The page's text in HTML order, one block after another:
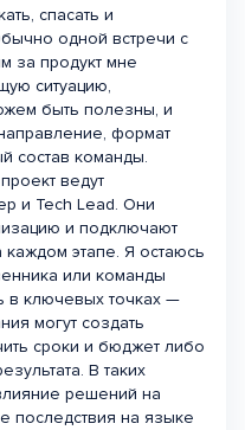
спасать и
одной встречи с
за продукт мне
ситуацию,
быть полезны, и
формат
состав команды.
ведут
и Tech Lead. Они
и подключают
этапе. Я остаюсь
или команды
в ключевых точках —
могут создать
сроки и бюджет либо
В таких
решений на
последствия на языке